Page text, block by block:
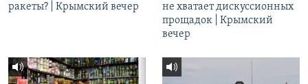
ракеты? | Крымский вечер
не хватает дискуссионных
прощадок | Крымский
вечер